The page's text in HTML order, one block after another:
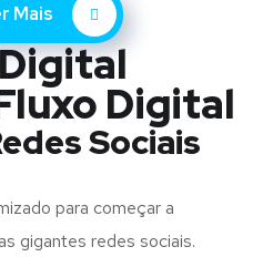
Mais
Digital
Sociais
para começar a
gigantes redes sociais.